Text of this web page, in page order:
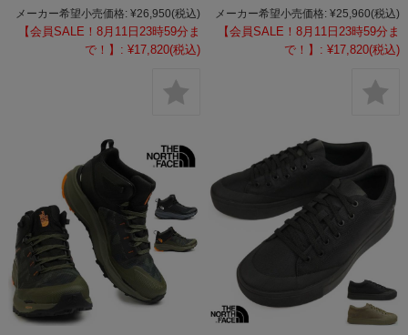
メーカー希望小売価格: ¥26,950(税込)
【会員SALE！8月11日23時59分ま
で！】: ¥17,820(税込)
メーカー希望小売価格: ¥25,960(税込)
【会員SALE！8月11日23時59分ま
で！】: ¥17,820(税込)